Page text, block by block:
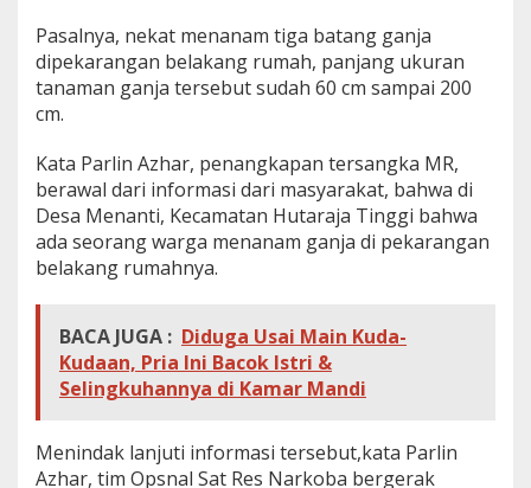
Pasalnya, nekat menanam tiga batang ganja
dipekarangan belakang rumah, panjang ukuran
tanaman ganja tersebut sudah 60 cm sampai 200
cm.
Kata Parlin Azhar, penangkapan tersangka MR,
berawal dari informasi dari masyarakat, bahwa di
Desa Menanti, Kecamatan Hutaraja Tinggi bahwa
ada seorang warga menanam ganja di pekarangan
belakang rumahnya.
BACA JUGA : Diduga Usai Main Kuda-
Kudaan, Pria Ini Bacok Istri &
Selingkuhannya di Kamar Mandi
Menindak lanjuti informasi tersebut,kata Parlin
Azhar, tim Opsnal Sat Res Narkoba bergerak